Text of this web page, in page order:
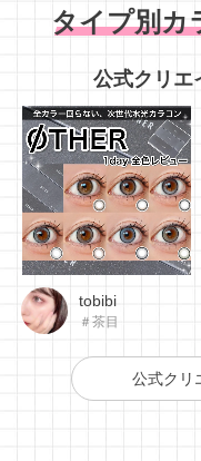
タイプ別カ
公式クリエ
tobibi
＃茶目
公式クリ